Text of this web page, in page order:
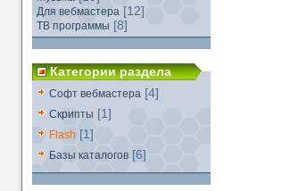
Для вебмастера [12]
ТВ программы [8]
Категории раздела
Софт вебмастера [4]
Скрипты [1]
Flash [1]
Базы каталогов [6]